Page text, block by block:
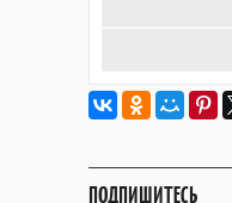
ПОДПИШИТЕСЬ